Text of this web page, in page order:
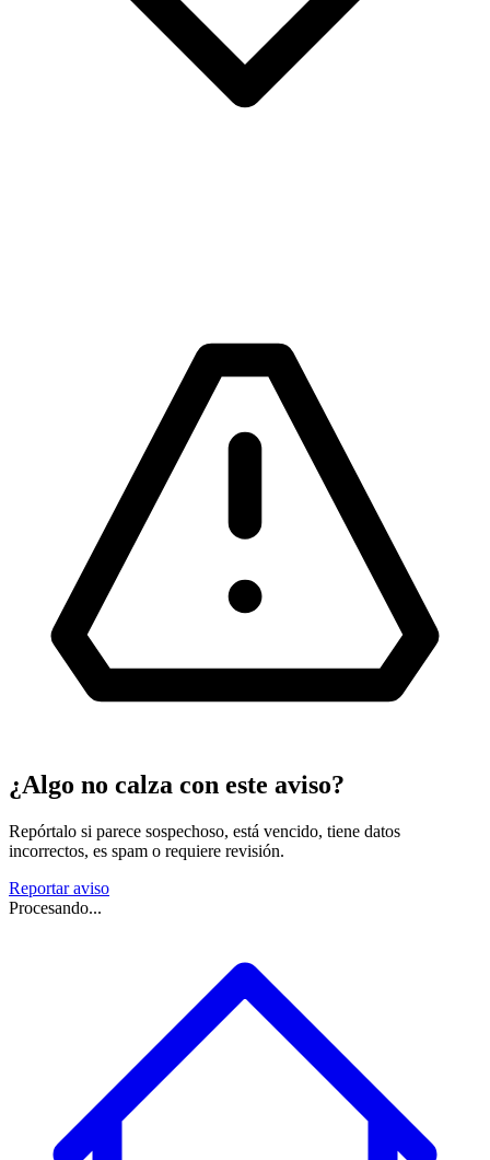
¿Algo no calza con este aviso?
Repórtalo si parece sospechoso, está vencido, tiene datos
incorrectos, es spam o requiere revisión.
Reportar aviso
Procesando...